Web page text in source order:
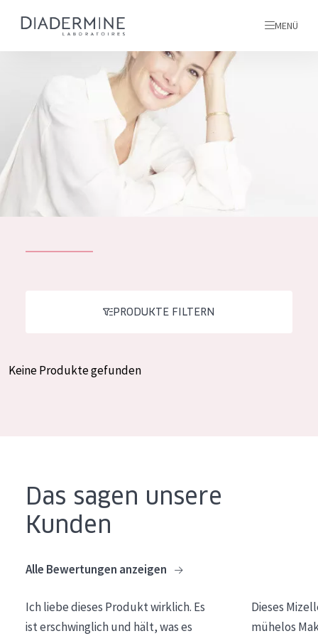
Nachtcreme
Augencreme
PRODUKTLINIE
ALLE PRODUKTE
MENÜ
Über uns
Inspiration
Spanish
PRODUKTE FILTERN
Keine Produkte gefunden
Das sagen unsere
Kunden
Alle Bewertungen anzeigen
Ich liebe dieses Produkt wirklich. Es
ist erschwinglich und hält, was es
Dieses
mühelos